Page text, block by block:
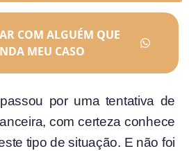
COM ALGUÉM QUE
MEU CASO
por uma tentativa de
com certeza conhece
tipo de situação. E não foi